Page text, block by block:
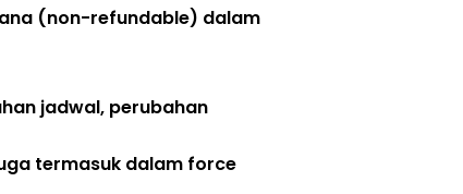
(non-refundable) dalam
jadwal, perubahan
termasuk dalam force